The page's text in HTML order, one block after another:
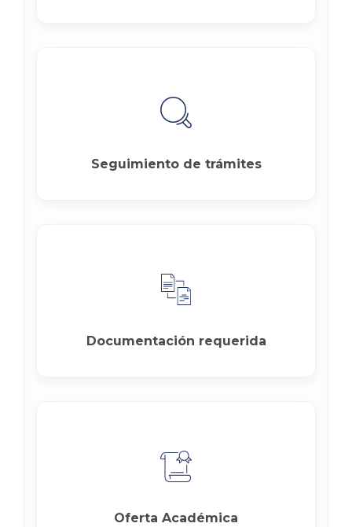
Seguimiento de trámites
Documentación requerida
Oferta Académica